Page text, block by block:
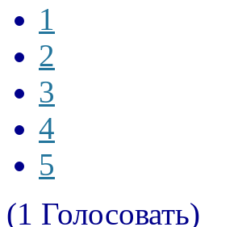
1
2
3
4
5
(1 Голосовать)